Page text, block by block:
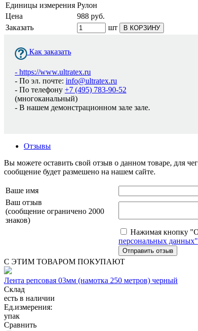
Единицы измерения Рулон
Цена
988 руб.
Заказать
шт В КОРЗИНУ
Как заказать
- https://www.ultratex.ru
- По эл. почте: info@ultratex.ru
- По телефону +7 (495) 783-90-52
(многоканальный)
- В нашем демонстрационном зале зале.
Отзывы
Вы можете оставить свой отзыв о данном товаре, для
сообщение будет размешено на нашем сайте.
Ваше имя
Ваш отзыв
(сообщение ограничено 2000
знаков)
Нажимая кнопку
персональных данных"
С ЭТИМ ТОВАРОМ ПОКУПАЮТ
Лента репсовая 03мм (намотка 250 метров) черный
Склад
есть в наличии
Ед.измерения:
упак
Сравнить